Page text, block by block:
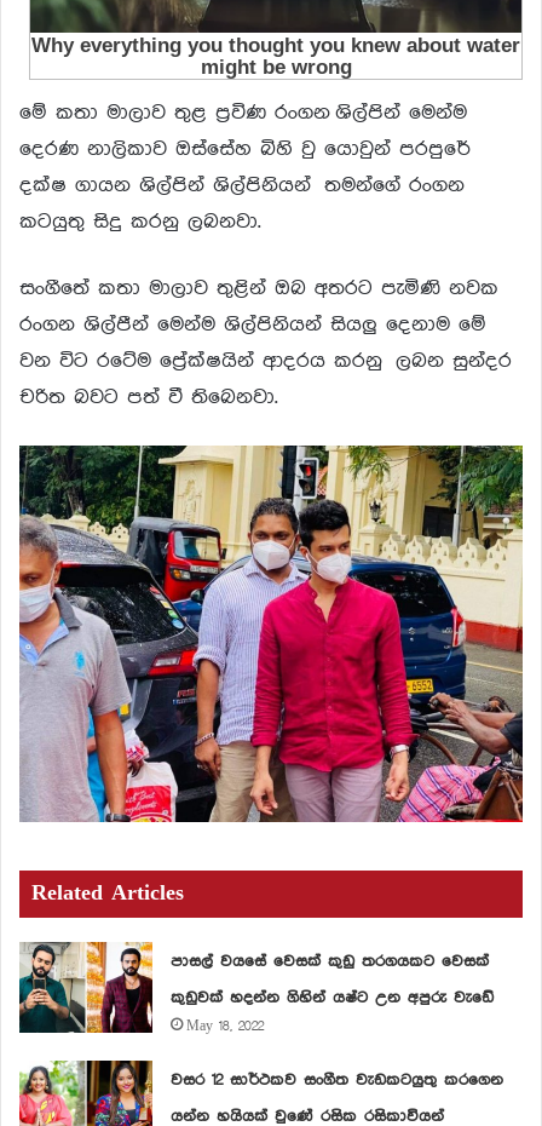
මේ කතා මාලාව තුළ ප්‍ර‍විණ රංගන ශිල්පින් මෙන්ම
දෙරණ නාලිකාව ඔස්සේහ බිහි වු යොවුන් පරපුරේ
දක්ෂ ගායන ශිල්පින් ශිල්පිනියන් තමන්ගේ රංගන
කටයුතු සිදු කරනු ලබනවා.
සංගීතේ කතා මාලාව තුළින් ඔබ අතරට පැමිණි නවක
රංගන ශිල්පීන් මෙන්ම ශිල්පිනියන් සියලු දෙනාම මේ
වන විට රටේම ප්‍රේක්ෂයින් ආදරය කරනු ලබන සුන්දර
චරිත බවට පත් වී තිබෙනවා.
Related Articles
පාසල් වයසේ වෙසක් කුඩු තරගයකට වෙසක්
කුඩුවක් හදන්න ගිහින් යෂ්ට උන අපුරු වැඩේ
May 18, 2022
වසර 12 සාර්ථකව සංගීත වැඩකටයුතු කරගෙන
යන්න හයියක් වුණේ රසික රසිකාවියන්